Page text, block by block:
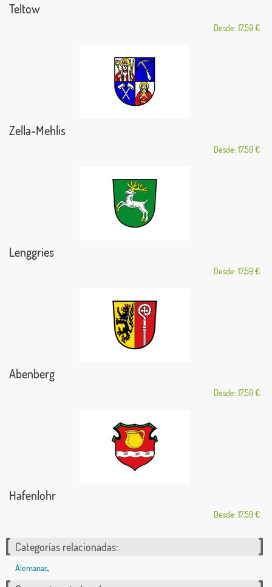
Teltow
Desde: 17,59 €
Zella-Mehlis
Desde: 17,59 €
Lenggries
Desde: 17,59 €
Abenberg
Desde: 17,59 €
Hafenlohr
Desde: 17,59 €
Categorías relacionadas:
Alemanas,